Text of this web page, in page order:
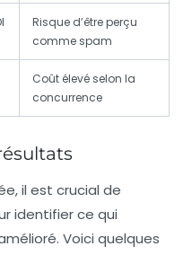
Risque d’être perçu
comme spam
Coût élevé selon la
concurrence
il est crucial de
identifier ce qui
Voici quelques